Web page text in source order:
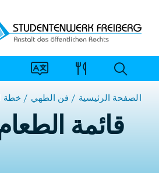
الصفحة الرئيسية فن الطهي خطة
قائمة